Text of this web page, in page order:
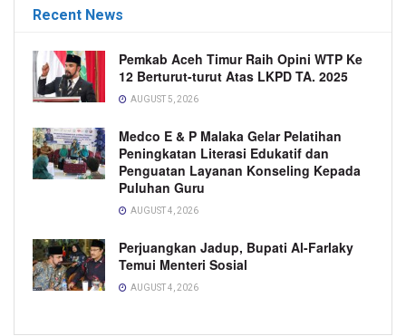
Recent News
Pemkab Aceh Timur Raih Opini WTP Ke
12 Berturut-turut Atas LKPD TA. 2025
AUGUST 5, 2026
Medco E & P Malaka Gelar Pelatihan
Peningkatan Literasi Edukatif dan
Penguatan Layanan Konseling Kepada
Puluhan Guru
AUGUST 4, 2026
Perjuangkan Jadup, Bupati Al-Farlaky
Temui Menteri Sosial
AUGUST 4, 2026